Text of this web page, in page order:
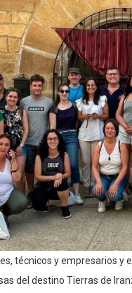
técnicos y empresarios
del destino Tierras de